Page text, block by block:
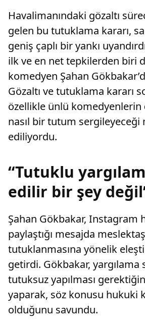
Havalimanındaki gözaltı
gelen bu tutuklama kararı,
geniş çaplı bir yankı
ilk ve en net tepkilerden biri
komedyen Şahan
Gözaltı ve tutuklama kararı
özellikle ünlü komedyenlerin
nasıl bir tutum sergileyeceği
ediliyordu.
“Tutuklu
edilir bir şey
Şahan Gökbakar, Instagram
paylaştığı mesajda
tutuklanmasına yönelik
getirdi. Gökbakar, yargılama
tutuksuz yapılması
yaparak, söz konusu hukuki
olduğunu savundu.